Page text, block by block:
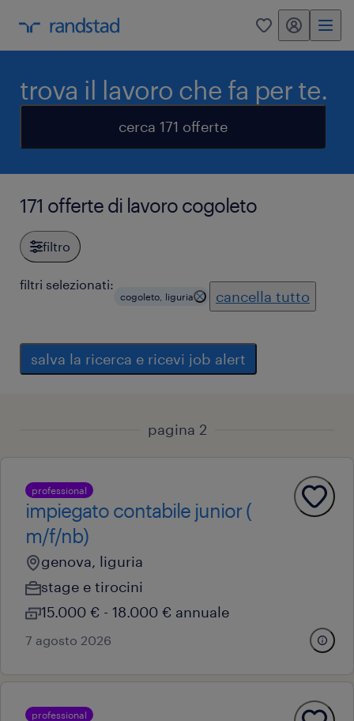
0 my randstad
trova il lavoro che fa per te.
cerca 171 offerte
171 offerte di lavoro cogoleto
filtro
filtri selezionati:
cogoleto, liguria cancella tutto
salva la ricerca e ricevi job alert
pagina 2
professional
impiegato contabile junior (
m/f/nb)
genova, liguria
stage e tirocini
15.000 € - 18.000 € annuale
7 agosto 2026
professional